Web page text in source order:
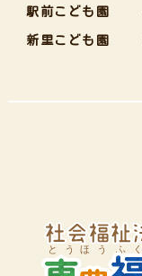
駅前こども園
新里こども園